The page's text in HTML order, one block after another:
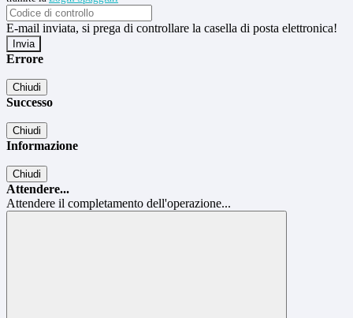
E-mail inviata, si prega di controllare la casella di posta elettronica!
Errore
Chiudi
Successo
Chiudi
Informazione
Chiudi
Attendere...
Attendere il completamento dell'operazione...